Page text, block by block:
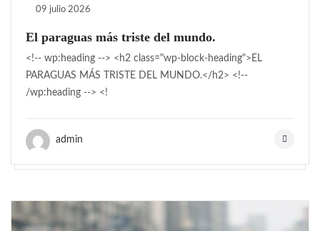
09 julio 2026
El paraguas más triste del mundo.
<!-- wp:heading --> <h2 class="wp-block-heading">EL
PARAGUAS MÁS TRISTE DEL MUNDO.</h2> <!--
/wp:heading --> <!
admin